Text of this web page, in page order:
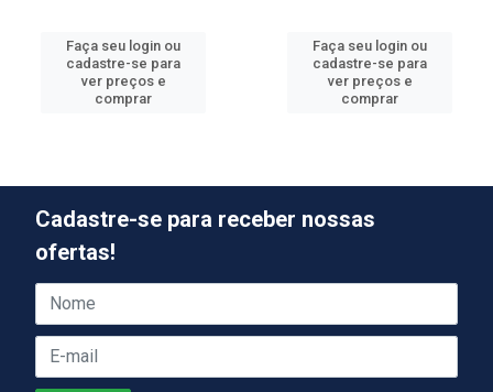
Faça seu login ou
cadastre-se para
ver preços e
comprar
Faça seu login ou
cadastre-se para
ver preços e
comprar
Cadastre-se para receber nossas
ofertas!